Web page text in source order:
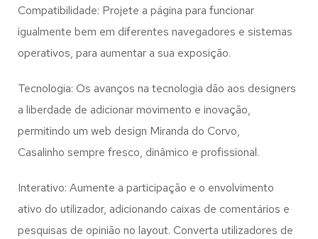
Compatibilidade: Projete a página para funcionar
igualmente bem em diferentes navegadores e sistemas
operativos, para aumentar a sua exposição.
Tecnologia: Os avanços na tecnologia dão aos designers
a liberdade de adicionar movimento e inovação,
permitindo um web design Miranda do Corvo,
Casalinho sempre fresco, dinâmico e profissional.
Interativo: Aumente a participação e o envolvimento
ativo do utilizador, adicionando caixas de comentários e
pesquisas de opinião no layout. Converta utilizadores de